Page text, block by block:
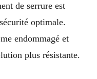
de serrure est
optimale.
endommagé et
plus résistante.